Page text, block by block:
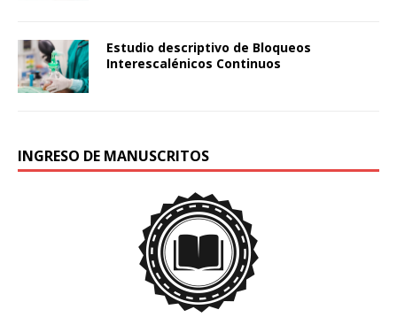
Estudio descriptivo de Bloqueos
Interescalénicos Continuos
INGRESO DE MANUSCRITOS